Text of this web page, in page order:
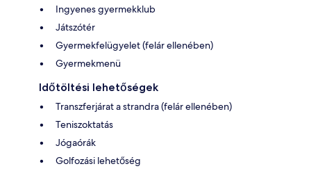
Ingyenes gyermekklub
Játszótér
Gyermekfelügyelet (felár ellenében)
Gyermekmenü
Időtöltési lehetőségek
Transzferjárat a strandra (felár ellenében)
Teniszoktatás
Jógaórák
Golfozási lehetőség